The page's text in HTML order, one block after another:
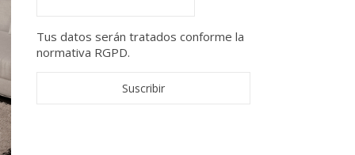
Tus datos serán tratados conforme la
normativa RGPD.